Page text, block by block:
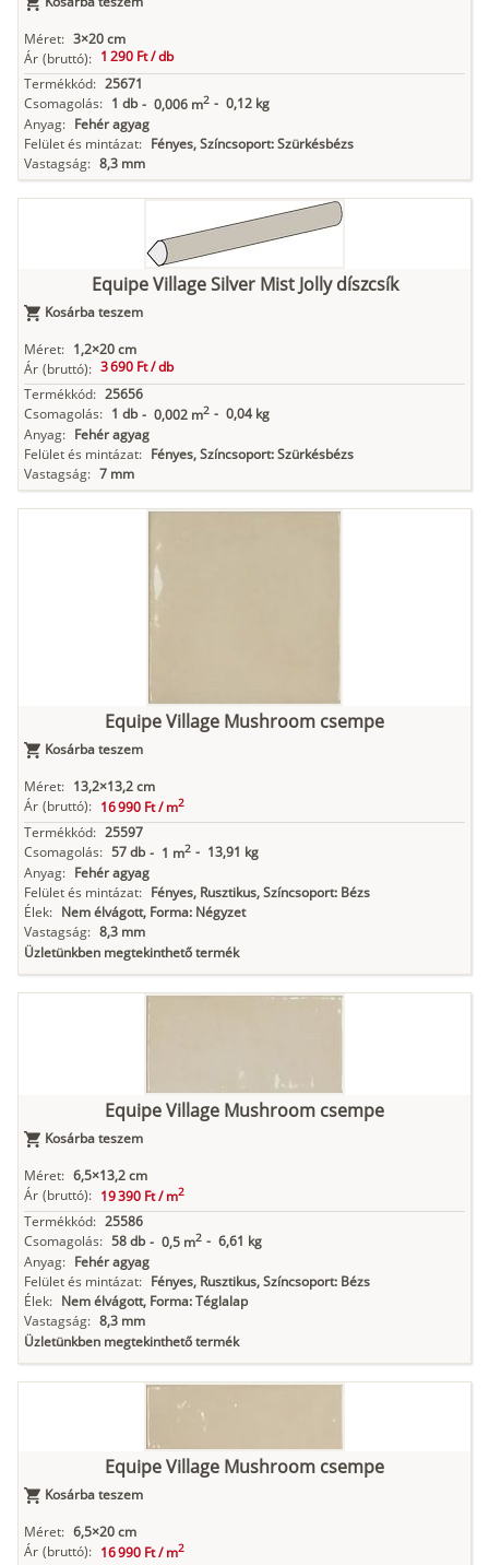
Méret: 3×20 cm
Ár (bruttó): 1 290 Ft /db
Termékkód: 25671
Csomagolás: 1 db - 0,006 m2 - 0,12 kg
Anyag: Fehér agyag
Felület és mintázat: Fényes, Színcsoport: Szürkésbézs
Vastagság: 8,3 mm
Equipe Village Silver Mist Jolly díszcsík
Kosárba teszem
Méret: 1,2×20 cm
Ár (bruttó): 3 690 Ft /db
Termékkód: 25656
Csomagolás: 1 db - 0,002 m2 - 0,04 kg
Anyag: Fehér agyag
Felület és mintázat: Fényes, Színcsoport: Szürkésbézs
Vastagság: 7 mm
Equipe Village Mushroom csempe
Kosárba teszem
Méret: 13,2×13,2 cm
Ár (bruttó): 16 990 Ft /m2
Termékkód: 25597
Csomagolás: 57 db - 1 m2 - 13,91 kg
Anyag: Fehér agyag
Felület és mintázat: Fényes, Rusztikus, Színcsoport: Bézs
Élek: Nem élvágott, Forma: Négyzet
Vastagság: 8,3 mm
Üzletünkben megtekinthető termék
Equipe Village Mushroom csempe
Kosárba teszem
Méret: 6,5×13,2 cm
Ár (bruttó): 19 390 Ft /m2
Termékkód: 25586
Csomagolás: 58 db - 0,5 m2 - 6,61 kg
Anyag: Fehér agyag
Felület és mintázat: Fényes, Rusztikus, Színcsoport: Bézs
Élek: Nem élvágott, Forma: Téglalap
Vastagság: 8,3 mm
Üzletünkben megtekinthető termék
Equipe Village Mushroom csempe
Kosárba teszem
Méret: 6,5×20 cm
Ár (bruttó): 16 990 Ft /m2